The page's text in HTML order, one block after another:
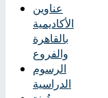
عناوين
الأكاديمية
بالقاهرة
والفروع
الرسوم
الدراسية